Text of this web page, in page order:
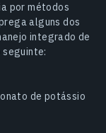
por métodos
alguns dos
integrado de
de potássio